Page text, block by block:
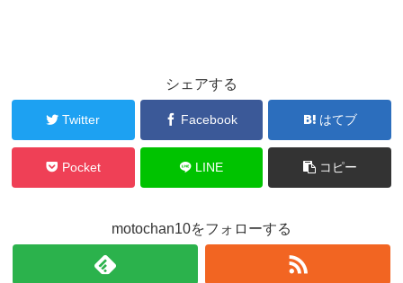
シェアする
Twitter Facebook はてブ
Pocket LINE コピー
motochan10をフォローする